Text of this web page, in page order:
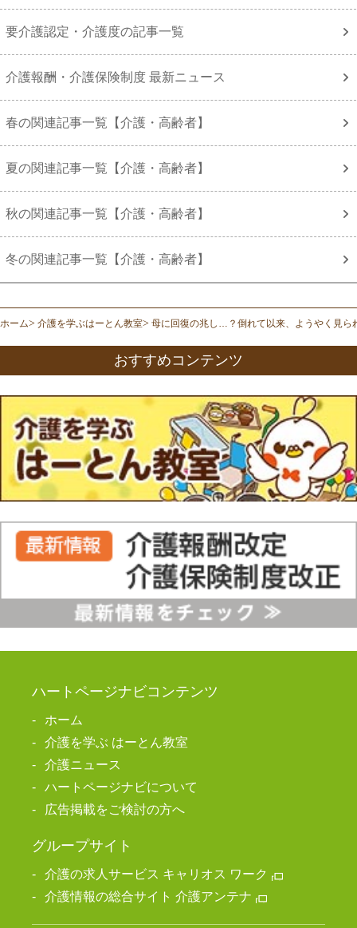
要介護認定・介護度の記事一覧
介護報酬・介護保険制度 最新ニュース
春の関連記事一覧【介護・高齢者】
夏の関連記事一覧【介護・高齢者】
秋の関連記事一覧【介護・高齢者】
冬の関連記事一覧【介護・高齢者】
ホーム 介護を学ぶはーとん教室 母に回復の兆し…？倒れて以来、ようやく見ら
おすすめコンテンツ
ハートページナビコンテンツ
ホーム
介護を学ぶ はーとん教室
介護ニュース
ハートページナビについて
広告掲載をご検討の方へ
グループサイト
介護の求人サービス キャリオス ワーク
介護情報の総合サイト 介護アンテナ